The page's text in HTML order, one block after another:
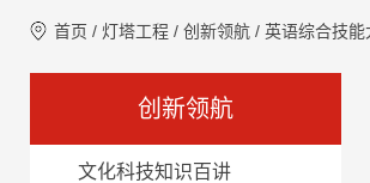
首页 / 灯塔工程 / 创新领航 / 英语综合技能
创新领航
文化科技知识百讲